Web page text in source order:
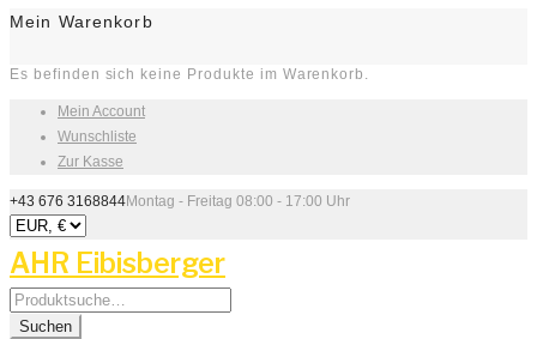
Mein Warenkorb
Es befinden sich keine Produkte im Warenkorb.
Mein Account
Wunschliste
Zur Kasse
+43 676 3168844Montag - Freitag 08:00 - 17:00 Uhr
AHR Eibisberger
Search
for:
Suchen